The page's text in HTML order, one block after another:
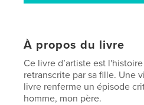
À propos du livre
Ce livre d’artiste est
retranscrite par sa fille. Une
livre renferme un épisode
homme, mon père.